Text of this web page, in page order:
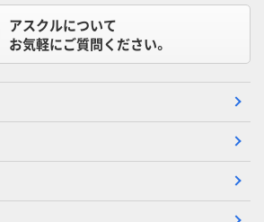
アスクルについて
お気軽にご質問ください。